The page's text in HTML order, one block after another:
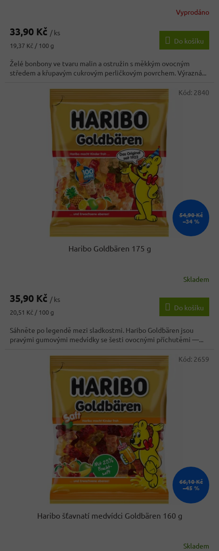
produktu
5,0
z
5
hvězdiček.
Vyprodáno
33,90 Kč / ks
Měrná
19,37 Kč / 100 g
Do košíku
Želé bonbony ve tvaru malin a ostružin s měkkým ovocným
středem a křupavým cukrovým perličkovým povrchem. Výrazná...
54,90 Kč
–34 %
Haribo Goldbären 175 g
produktu
4,0
z
5
hvězdiček.
Skladem
35,90 Kč / ks
Měrná
20,51 Kč / 100 g
Do košíku
Sáhněte po legendě mezi sladkostmi. Haribo Goldbären jsou
pravými gumovými medvídky se šesti ovocnými příchutěmi —...
Kód: 2840
66,10 Kč
–45 %
Haribo šťavnatí medvídci Goldbären 160 g
Skladem
Kód: 2659